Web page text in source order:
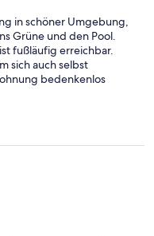
in schöner Umgebung,
Grüne und den Pool.
fußläufig erreichbar.
sich auch selbst
bedenkenlos
buchen.